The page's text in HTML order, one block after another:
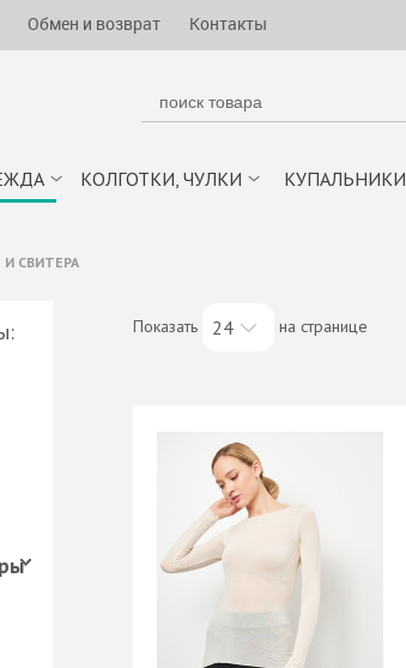
Обмен и возврат Контакты
КОЛГОТКИ, ЧУЛКИ КУПАЛЬНИКИ
СВИТЕРА
Показать 24 на странице